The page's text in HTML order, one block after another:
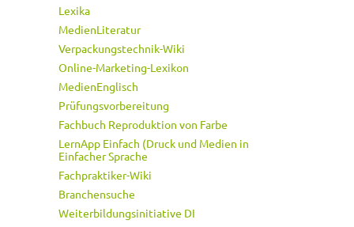
Lexika
MedienLiteratur
Verpackungstechnik-Wiki
Online-Marketing-Lexikon
MedienEnglisch
Prüfungsvorbereitung
Fachbuch Reproduktion von Farbe
LernApp Einfach (Druck und Medien in
Einfacher Sprache
Fachpraktiker-Wiki
Branchensuche
Weiterbildungsinitiative DI